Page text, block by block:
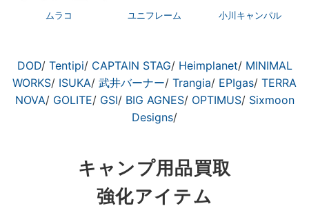
ムラコ ユニフレーム 小川キャンパル
DOD/ Tentipi/ CAPTAIN STAG/ Heimplanet/ MINIMAL
WORKS/ ISUKA/ 武井バーナー/ Trangia/ EPIgas/ TERRA
NOVA/ GOLITE/ GSI/ BIG AGNES/ OPTIMUS/ Sixmoon
Designs/
キャンプ用品買取
強化アイテム